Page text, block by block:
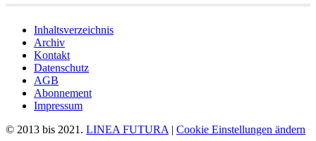
Inhaltsverzeichnis
Archiv
Kontakt
Datenschutz
AGB
Abonnement
Impressum
© 2013 bis 2021. LINEA FUTURA | Cookie Einstellungen ändern